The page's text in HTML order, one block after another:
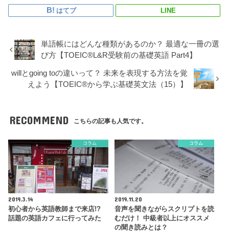
はてブ LINE
単語帳にはどんな種類があるのか？ 最適な一冊の選
び方【TOEIC®L&R受験前の基礎英語 Part4】
willとgoing toの違いって？ 未来を表現する方法を覚
えよう【TOEIC®から学ぶ基礎英文法（15）】
RECOMMEND こちらの記事も人気です。
コラム
2019.3.14
初心者から英語教師まで来店!?
話題の英語カフェに行ってみた
コラム
2019.11.20
音声を聞きながらスクリプトを読
むだけ！ 中級者以上にオススメ
の聞き読みとは？